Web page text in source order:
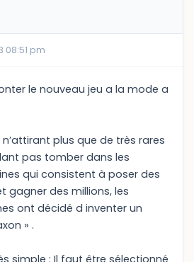
08:51 pm
le nouveau jeu a la mode a
plus que de très rares
pas tomber dans les
qui consistent à poser des
gagner des millions, les
ont décidé d inventer un
» .
simple : Il faut être sélectionné